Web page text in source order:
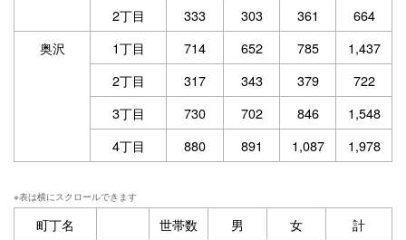
2丁目
333 303 361
664
奥沢
1丁目 714 652 785
1,437
2丁目
317 343 379
722
3丁目
730 702 846
1,548
4丁目
880 891 1,087 1,978
町丁名 世帯数 男 女
計